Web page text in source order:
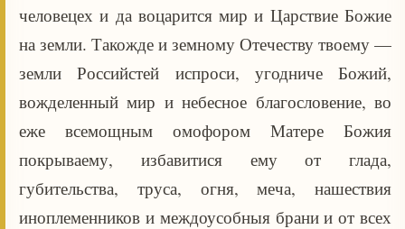
человецех и да воцарится мир и Царствие Божие
на земли. Такожде и земному Отечеству твоему —
земли Российстей испроси, угодниче Божий,
вожделенный мир и небесное благословение, во
еже всемощным омофором Матере Божия
покрываему, избавитися ему от глада,
губительства, труса, огня, меча, нашествия
иноплеменников и междоусобныя брани и от всех